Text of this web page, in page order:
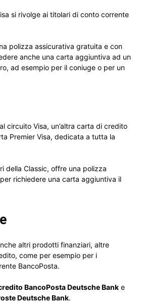
si rivolge ai titolari di conto corrente
polizza assicurativa gratuita e con
anche una carta aggiuntiva ad un
ad esempio per il coniuge o per un
circuito Visa, un’altra carta di credito
Premier Visa, dedicata a tutta la
della Classic, offre una polizza
richiedere una carta aggiuntiva il
altri prodotti finanziari, altre
come per esempio per i
BancoPosta.
BancoPosta Deutsche Bank e
Deutsche Bank.